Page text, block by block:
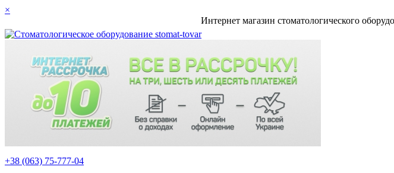
×
Интернет магазин стоматологического
+38 (063) 75-777-04